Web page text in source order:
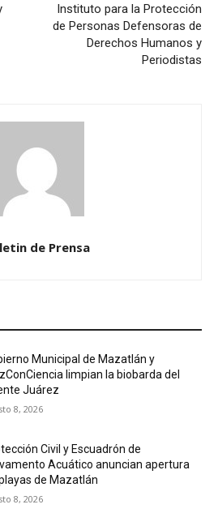
Instituto para la Protección
de Personas Defensoras de
Derechos Humanos y
Periodistas
de Prensa
Municipal de Mazatlán y
limpian la biobarda del
Juárez
8, 2026
Civil y Escuadrón de
Acuático anuncian apertura
de Mazatlán
8, 2026